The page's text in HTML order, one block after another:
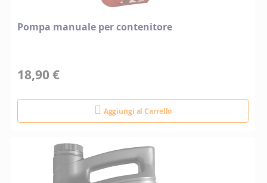
Pompa manuale per contenitore
18,90 €
Aggiungi al Carrello